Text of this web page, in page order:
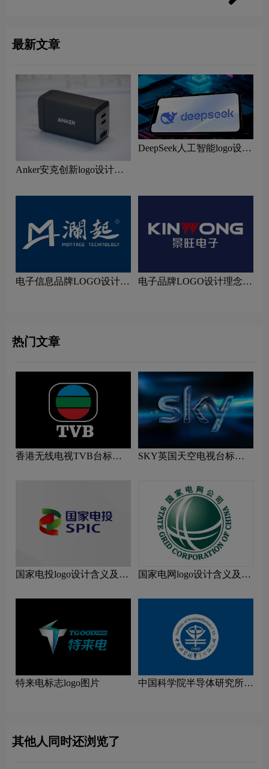
最新文章
Anker安克创新logo设计含
DeepSeek人工智能logo设计
电子信息品牌LOGO设计理
电子品牌LOGO设计理念解
热门文章
香港无线电视TVB台标志
SKY英国天空电视台标志
国家电投logo设计含义及设
国家电网logo设计含义及设
特来电标志logo图片
中国科学院半导体研究所
其他人同时还浏览了